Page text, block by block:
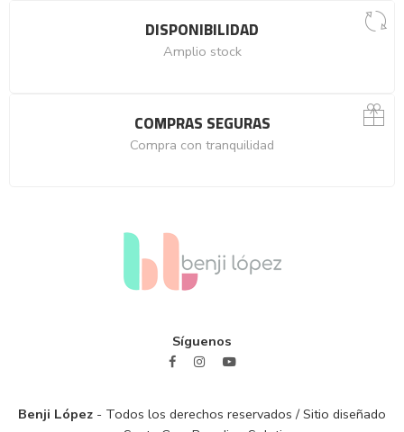
DISPONIBILIDAD
Amplio stock
COMPRAS SEGURAS
Compra con tranquilidad
Síguenos
Benji López - Todos los derechos reservados / Sitio diseñado